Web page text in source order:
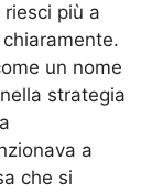
più a
un nome
strategia
a
che si